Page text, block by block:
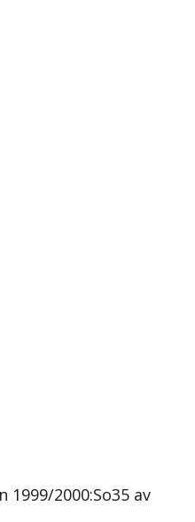
2000:So35 av